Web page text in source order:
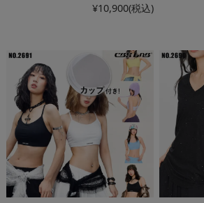
¥10,900(税込)